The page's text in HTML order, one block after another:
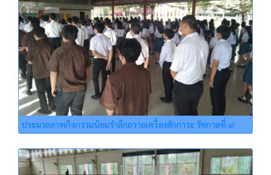
ประมวลภาพกิจกรรมน้อมรำลึกถวายเครื่องสักการะ รัชกาลที่ ๙